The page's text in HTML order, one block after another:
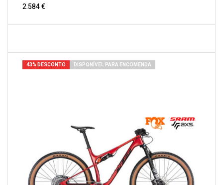
2.584€
43% DESCONTO DISPONÍVEL PARA ENCOMENDA